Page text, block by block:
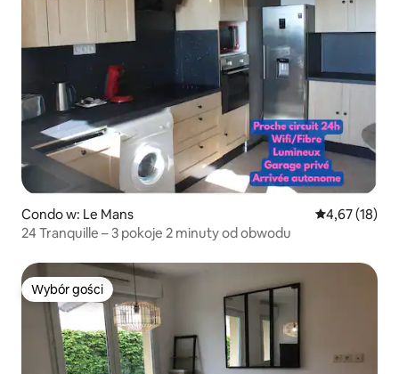
Condo w: Le Mans Średnia
4,67 (18)
24 Tranquille – 3 pokoje 2 minuty od obwodu
Wybór gości
Wybór gości